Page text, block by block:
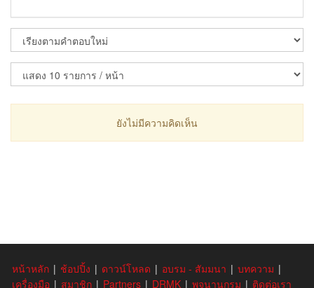
ยังไม่มีความคิดเห็น
หน้าหลัก | ช้อปปิ้ง | ดาวน์โหลด | อบรม - สัมมนา | บทความ |
เครื่องมือ | สมาชิก | Partners | DRMK | พจนานุกรม | ติดต่อเรา